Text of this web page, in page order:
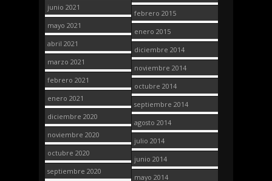
junio 2021
mayo 2021
abril 2021
marzo 2021
febrero 2021
enero 2021
diciembre 2020
noviembre 2020
octubre 2020
septiembre 2020
febrero 2015
enero 2015
diciembre 2014
noviembre 2014
octubre 2014
septiembre 2014
agosto 2014
julio 2014
junio 2014
mayo 2014